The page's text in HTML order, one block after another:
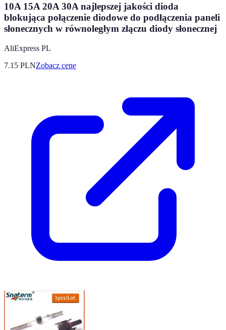
10A 15A 20A 30A najlepszej jakości dioda
blokująca połączenie diodowe do podłączenia paneli
słonecznych w równoległym złączu diody słonecznej
AliExpress PL
7.15 PLNZobacz cenę